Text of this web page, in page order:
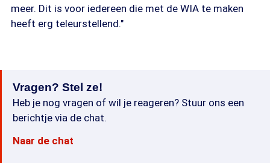
meer. Dit is voor iedereen die met de WIA te maken
heeft erg teleurstellend."
Vragen? Stel ze!
Heb je nog vragen of wil je reageren? Stuur ons een
berichtje via de chat.
Naar de chat